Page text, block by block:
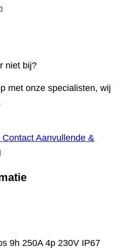
niet bij?
met onze specialisten, wij
Contact Aanvullende &
9h 250A 4p 230V IP67